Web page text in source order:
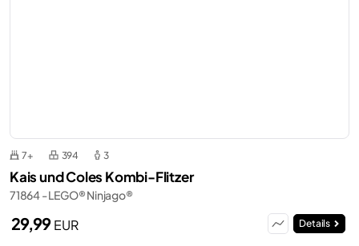
7+ 394 3
Kais und Coles Kombi-Flitzer
71864 - LEGO® Ninjago®
29,99EUR Details